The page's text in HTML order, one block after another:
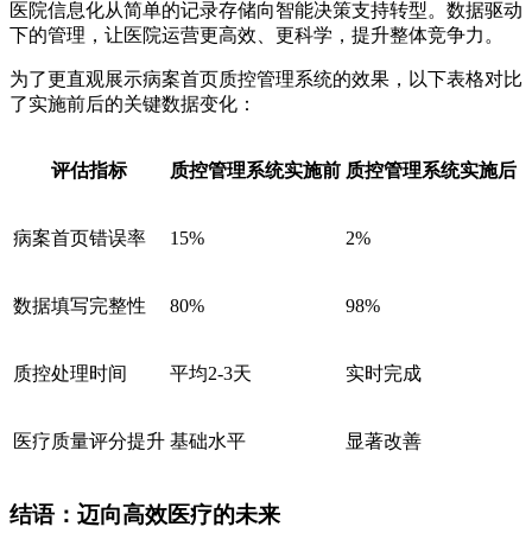
医院信息化从简单的记录存储向智能决策支持转型。数据驱动
下的管理，让医院运营更高效、更科学，提升整体竞争力。
为了更直观展示病案首页质控管理系统的效果，以下表格对比
了实施前后的关键数据变化：
评估指标 质控管理系统实施前 质控管理系统实施后
病案首页错误率 15% 2%
数据填写完整性 80% 98%
质控处理时间 平均2-3天 实时完成
医疗质量评分提升 基础水平 显著改善
结语：迈向高效医疗的未来